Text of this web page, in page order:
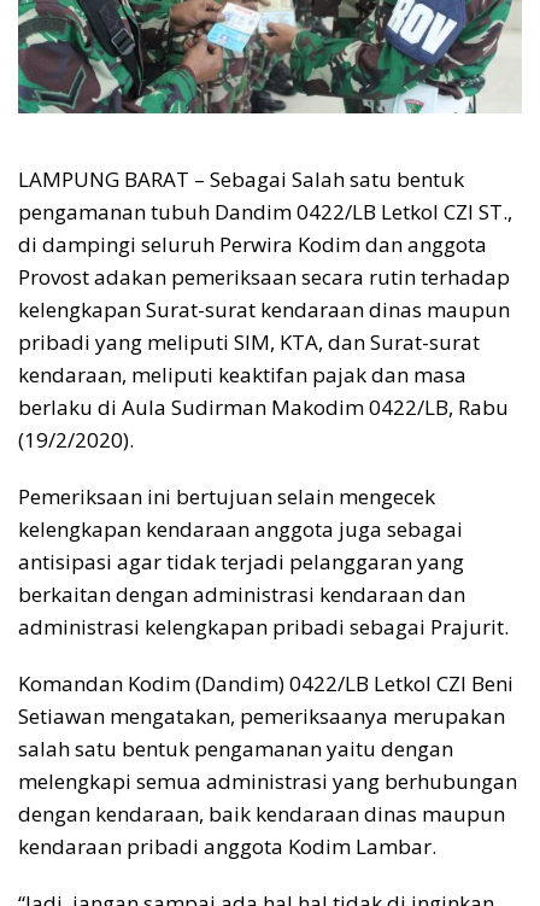
LAMPUNG BARAT – Sebagai Salah satu bentuk
pengamanan tubuh Dandim 0422/LB Letkol CZI ST.,
di dampingi seluruh Perwira Kodim dan anggota
Provost adakan pemeriksaan secara rutin terhadap
kelengkapan Surat-surat kendaraan dinas maupun
pribadi yang meliputi SIM, KTA, dan Surat-surat
kendaraan, meliputi keaktifan pajak dan masa
berlaku di Aula Sudirman Makodim 0422/LB, Rabu
(19/2/2020).
Pemeriksaan ini bertujuan selain mengecek
kelengkapan kendaraan anggota juga sebagai
antisipasi agar tidak terjadi pelanggaran yang
berkaitan dengan administrasi kendaraan dan
administrasi kelengkapan pribadi sebagai Prajurit.
Komandan Kodim (Dandim) 0422/LB Letkol CZI Beni
Setiawan mengatakan, pemeriksaanya merupakan
salah satu bentuk pengamanan yaitu dengan
melengkapi semua administrasi yang berhubungan
dengan kendaraan, baik kendaraan dinas maupun
kendaraan pribadi anggota Kodim Lambar.